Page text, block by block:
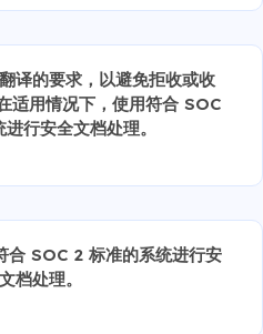
译的要求，以避免拒收或收
适用情况下，使用符合 SOC
合 SOC 2 标准的系统进行安